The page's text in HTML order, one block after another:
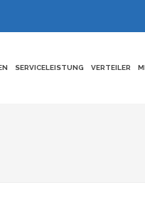
SERVICELEISTUNG VERTEILER